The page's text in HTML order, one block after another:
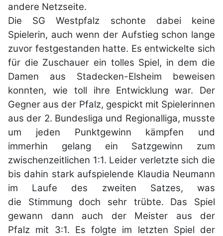
andere Netzseite.
Die SG Westpfalz schonte dabei keine
Spielerin, auch wenn der Aufstieg schon lange
zuvor festgestanden hatte. Es entwickelte sich
für die Zuschauer ein tolles Spiel, in dem die
Damen aus Stadecken-Elsheim beweisen
konnten, wie toll ihre Entwicklung war. Der
Gegner aus der Pfalz, gespickt mit Spielerinnen
aus der 2. Bundesliga und Regionalliga, musste
um jeden Punktgewinn kämpfen und
immerhin gelang ein Satzgewinn zum
zwischenzeitlichen 1:1. Leider verletzte sich die
bis dahin stark aufspielende Klaudia Neumann
im Laufe des zweiten Satzes, was
die Stimmung doch sehr trübte. Das Spiel
gewann dann auch der Meister aus der
Pfalz mit 3:1. Es folgte im letzten Spiel der